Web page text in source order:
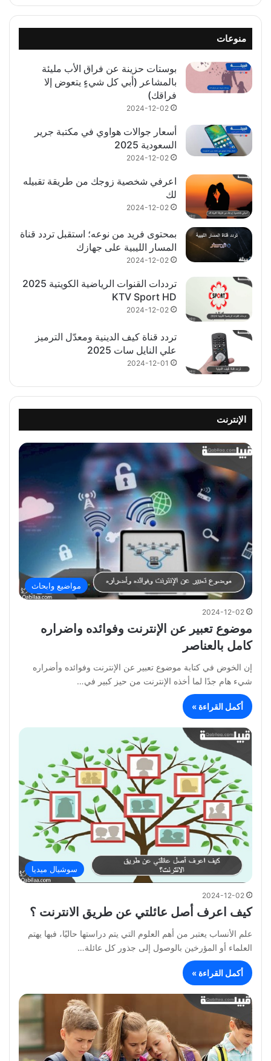
منوعات
بوستات حزينة عن فراق الأب مليئة
بالمشاعر (أبي كل شيءٍ يتعوض إلا
فراقك)
2024-12-02
أسعار جوالات هواوي في مكتبة جرير
السعودية 2025
2024-12-02
اعرفي شخصية زوجك من طريقة تقبيله
لك
2024-12-02
بمحتوى فريد من نوعه؛ استقبل تردد قناة
المسار الليبية على جهازك
2024-12-02
ترددات القنوات الرياضية الكويتية 2025
KTV Sport HD
2024-12-02
تردد قناة كيف الدينية ومعدّل الترميز
علي النايل سات 2025
2024-12-01
الإنترنت
مواضيع وابحاث
2024-12-02
موضوع تعبير عن الإنترنت وفوائده واضراره
كامل بالعناصر
إن الخوض في كتابة موضوع تعبير عن الإنترنت وفوائده وأضراره
شيء هام جدًا لما أخذه الإنترنت من حيز كبير في…
أكمل القراءة »
سوشيال ميديا
2024-12-02
كيف اعرف أصل عائلتي عن طريق الانترنت ؟
علم الأنساب يعتبر من أهم العلوم التي يتم دراستها حاليًا، فبها يهتم
العلماء أو المؤرخين بالوصول إلى جذور كل عائلة…
أكمل القراءة »